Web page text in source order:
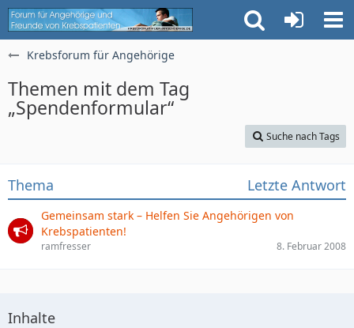
Krebsforum für Angehörige
Themen mit dem Tag
„Spendenformular“
Suche nach Tags
Thema Letzte Antwort
Gemeinsam stark – Helfen Sie Angehörigen von
Krebspatienten!
ramfresser 8. Februar 2008
Inhalte